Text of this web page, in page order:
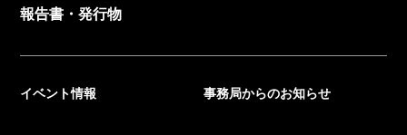
報告書・発行物
イベント情報 事務局からのお知らせ